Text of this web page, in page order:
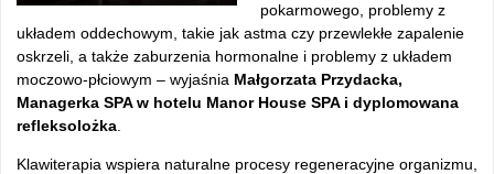
pokarmowego, problemy z
układem oddechowym, takie jak astma czy przewlekłe zapalenie
oskrzeli, a także zaburzenia hormonalne i problemy z układem
moczowo-płciowym – wyjaśnia Małgorzata Przydacka,
Managerka SPA w hotelu Manor House SPA i dyplomowana
refleksolożka
Klawiterapia wspiera naturalne procesy regeneracyjne organizmu,